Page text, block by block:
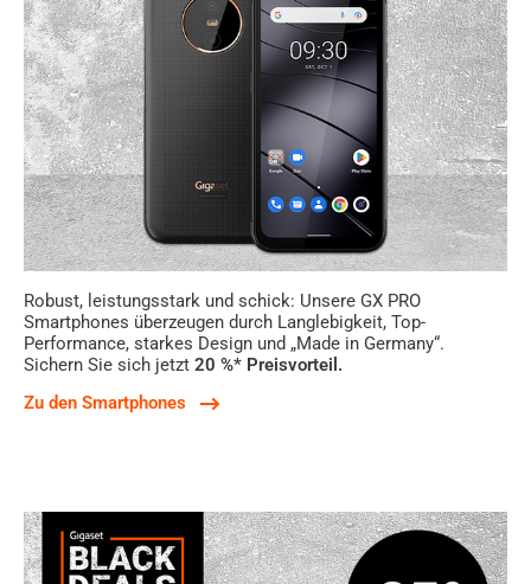
Robust, leistungsstark und schick: Unsere GX PRO
Smartphones überzeugen durch Langlebigkeit, Top-
Performance, starkes Design und „Made in Germany“.
Sichern Sie sich jetzt 20 %* Preisvorteil.
Zu den Smartphones